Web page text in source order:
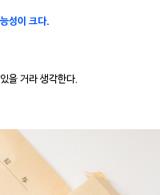
성이 크다.
을 거라 생각한다.